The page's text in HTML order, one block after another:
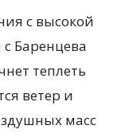
с высокой
Баренцева
теплеть
ветер и
масс